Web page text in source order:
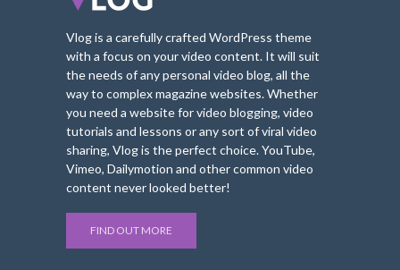
Vlog is a carefully crafted WordPress theme
with a focus on your video content. It will suit
the needs of any personal video blog, all the
way to complex magazine websites. Whether
you need a website for video blogging, video
tutorials and lessons or any sort of viral video
sharing, Vlog is the perfect choice. YouTube,
Vimeo, Dailymotion and other common video
content never looked better!
FIND OUT MORE